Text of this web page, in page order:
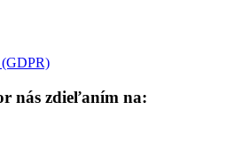
(GDPR)
nás zdieľaním na: